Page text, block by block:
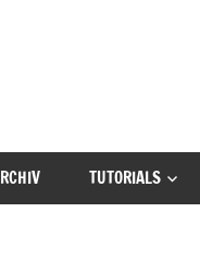
TUTORIALS